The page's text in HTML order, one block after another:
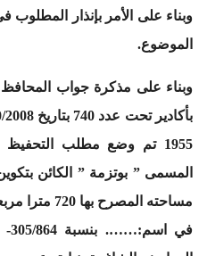
وبناء على الأمر بإنذار المطلوب
الموضوع.
وبناء على مذكرة جواب المحافظ
المسمى ” بوتزمة ” الكائن بتكوين
مساحته